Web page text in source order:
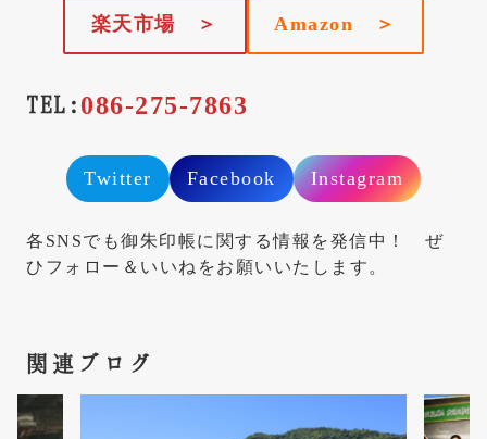
楽天市場 ＞ Amazon ＞
TEL: 086-275-7863
Twitter Facebook Instagram
各SNSでも御朱印帳に関する情報を発信中！ ぜ
ひフォロー＆いいねをお願いいたします。
関連ブログ